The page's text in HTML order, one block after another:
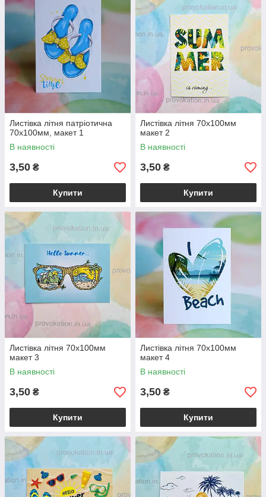
Листівка літня патріотична
70х100мм, макет 1
В наявності
3,50 ₴
Купити
Листівка літня 70х100мм
макет 2
В наявності
3,50 ₴
Купити
Листівка літня 70х100мм
макет 3
В наявності
3,50 ₴
Купити
Листівка літня 70х100мм
макет 4
В наявності
3,50 ₴
Купити